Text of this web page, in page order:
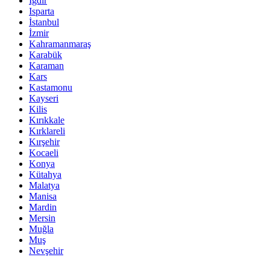
Isparta
İstanbul
İzmir
Kahramanmaraş
Karabük
Karaman
Kars
Kastamonu
Kayseri
Kilis
Kırıkkale
Kırklareli
Kırşehir
Kocaeli
Konya
Kütahya
Malatya
Manisa
Mardin
Mersin
Muğla
Muş
Nevşehir